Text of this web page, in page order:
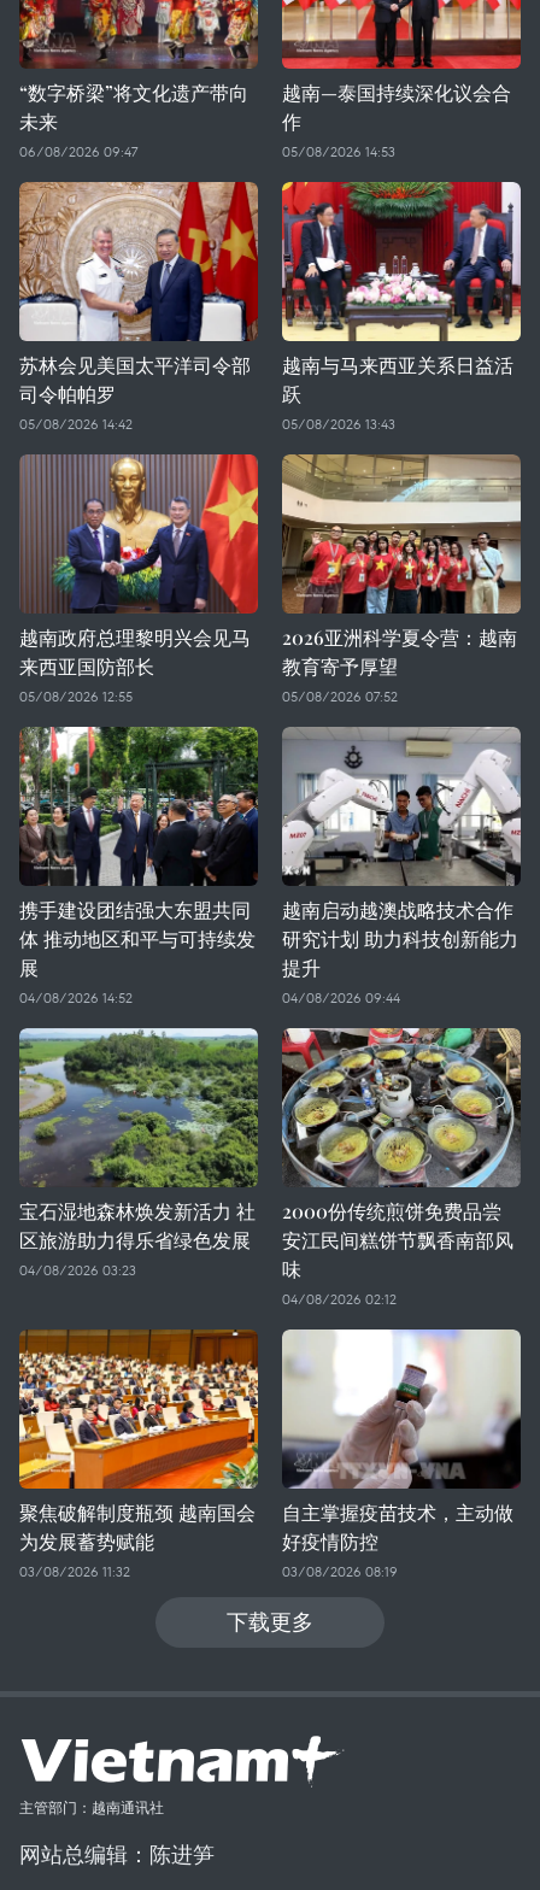
“数字桥梁”将文化遗产带向
未来
06/08/2026 09:47
越南—泰国持续深化议会合
作
05/08/2026 14:53
苏林会见美国太平洋司令部
司令帕帕罗
05/08/2026 14:42
越南与马来西亚关系日益活
跃
05/08/2026 13:43
越南政府总理黎明兴会见马
来西亚国防部长
05/08/2026 12:55
2026亚洲科学夏令营：越南
教育寄予厚望
05/08/2026 07:52
携手建设团结强大东盟共同
体 推动地区和平与可持续发
展
04/08/2026 14:52
越南启动越澳战略技术合作
研究计划 助力科技创新能力
提升
04/08/2026 09:44
宝石湿地森林焕发新活力 社
区旅游助力得乐省绿色发展
04/08/2026 03:23
2000份传统煎饼免费品尝
安江民间糕饼节飘香南部风
味
04/08/2026 02:12
聚焦破解制度瓶颈 越南国会
为发展蓄势赋能
03/08/2026 11:32
自主掌握疫苗技术，主动做
好疫情防控
03/08/2026 08:19
下载更多
主管部门：越南通讯社
网站总编辑：陈进笋